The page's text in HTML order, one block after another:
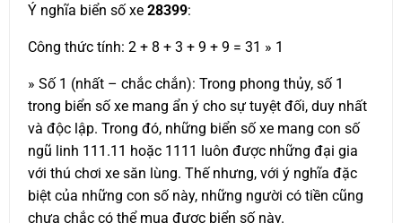
Ý nghĩa biển số xe 28399:
Công thức tính: 2 + 8 + 3 + 9 + 9 = 31 » 1
» Số 1 (nhất – chắc chắn): Trong phong thủy, số 1
trong biển số xe mang ẩn ý cho sự tuyệt đối, duy nhất
và độc lập. Trong đó, những biển số xe mang con số
ngũ linh 111.11 hoặc 1111 luôn được những đại gia
với thú chơi xe săn lùng. Thế nhưng, với ý nghĩa đặc
biệt của những con số này, những người có tiền cũng
chưa chắc có thể mua được biển số này.